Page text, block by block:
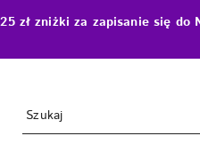
zł zniżki za zapisanie się do